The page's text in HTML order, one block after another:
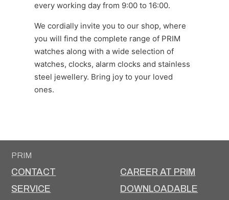
every working day from 9:00 to 16:00.
We cordially invite you to our shop, where
you will find the complete range of PRIM
watches along with a wide selection of
watches, clocks, alarm clocks and stainless
steel jewellery. Bring joy to your loved
ones.
PRIM
CONTACT
CAREER AT PRIM
SERVICE
DOWNLOADABLE